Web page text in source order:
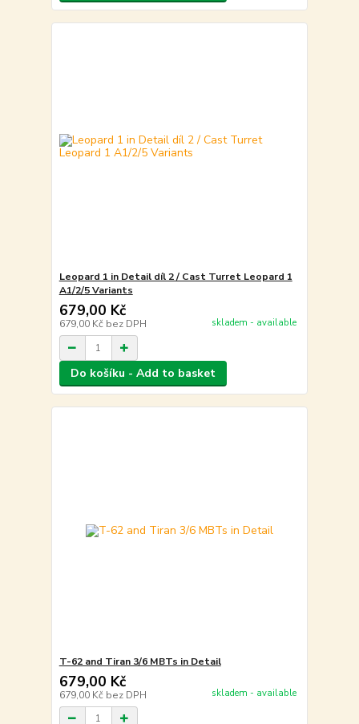
Leopard 1 in Detail díl 2 / Cast Turret Leopard 1
A1/2/5 Variants
679,00 Kč
679,00 Kč bez DPH skladem - available
Do košíku - Add to basket
T-62 and Tiran 3/6 MBTs in Detail
679,00 Kč
679,00 Kč bez DPH skladem - available